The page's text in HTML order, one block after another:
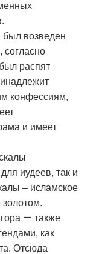
был возведен
согласно
распят
конфессиям,
и имеет
иудеев, так и
– исламское
— также
как
Отсюда